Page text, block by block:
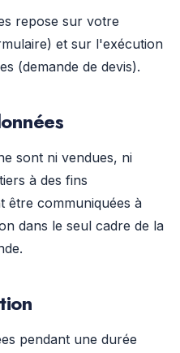
repose sur votre
et sur l'exécution
(demande de devis).
sont ni vendues, ni
à des fins
être communiquées à
dans le seul cadre de la
pendant une durée